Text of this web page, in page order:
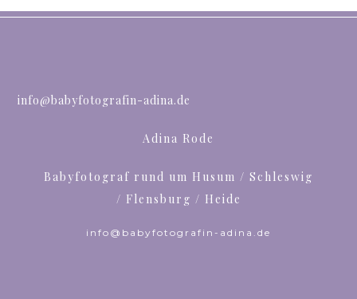
info@babyfotografin-adina.de
Adina Rode
Babyfotograf rund um Husum / Schleswig
/ Flensburg / Heide
info@babyfotografin-adina.de